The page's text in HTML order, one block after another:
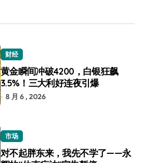
财经
黄金瞬间冲破4200，白银狂飙
3.5%！三大利好连夜引爆
8 月 6 , 2026
市场
对不起胖东来，我先不学了——永